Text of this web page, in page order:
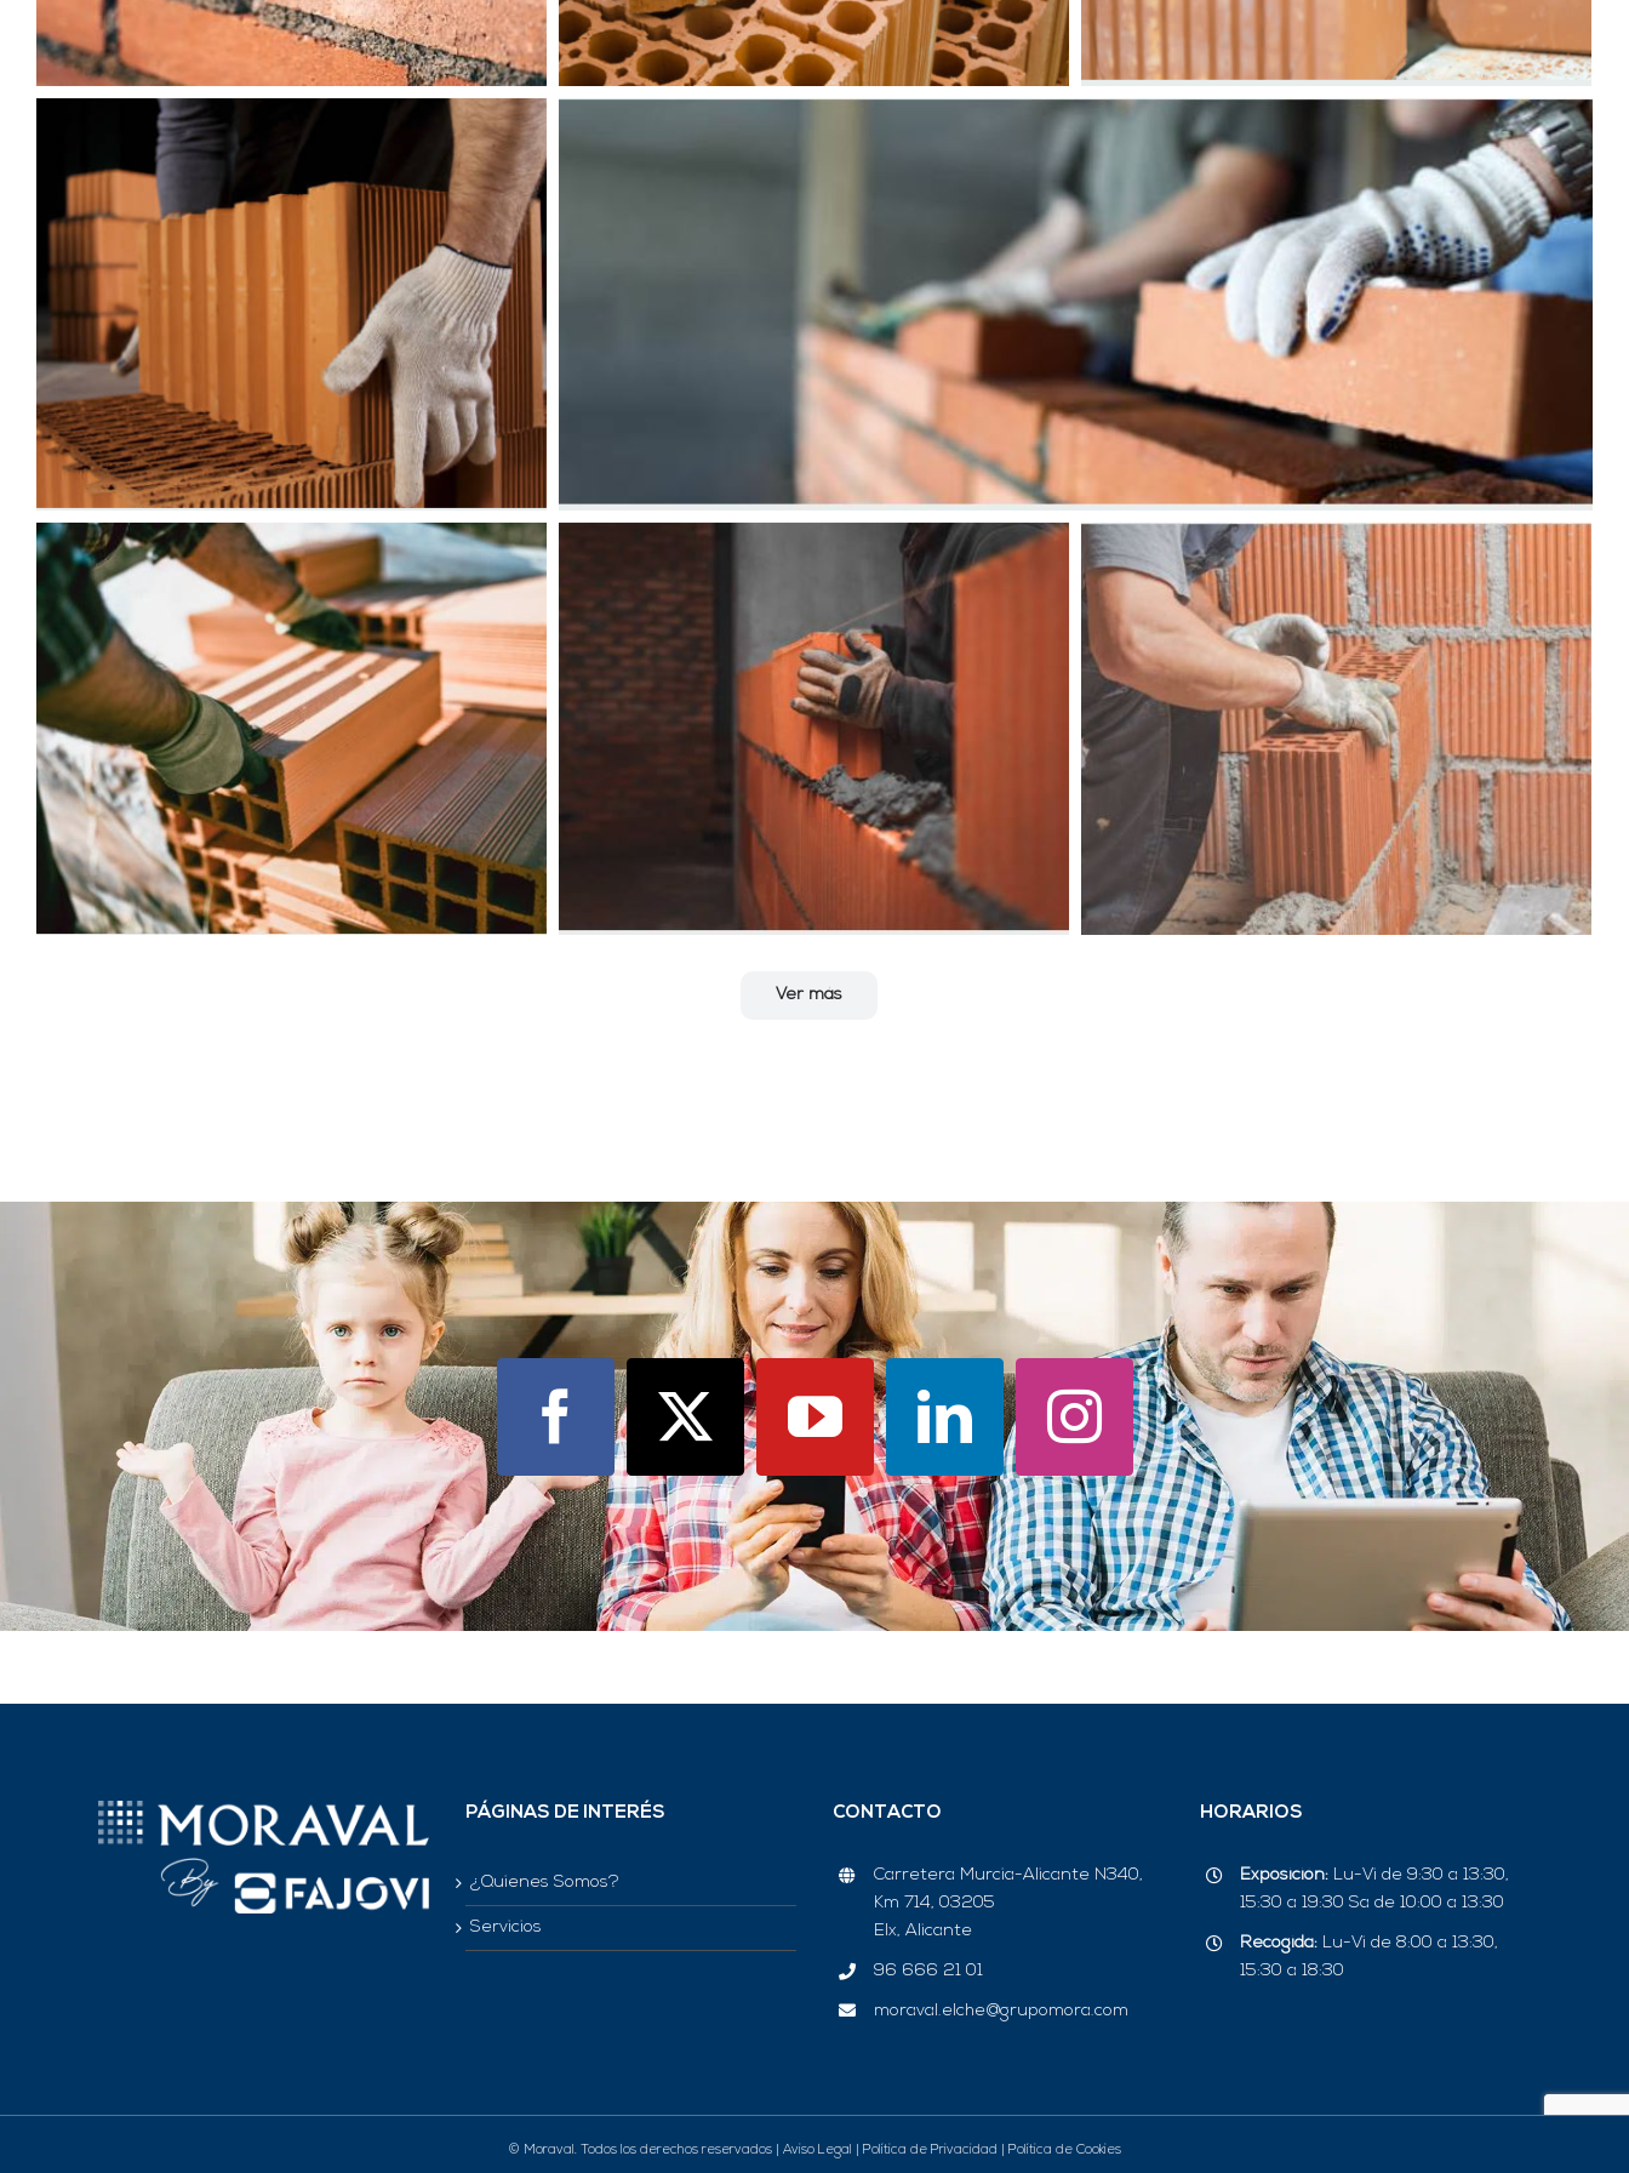
Ver más
PÁGINAS DE INTERÉS
¿Quienes Somos?
Servicios
CONTACTO
Carretera Murcia-Alicante N340,
Km 714, 03205
Elx, Alicante
96 666 21 01
moraval.elche@grupomora.com
HORARIOS
Exposición: Lu-Vi de 9:30 a 13:30,
15:30 a 19:30 Sa de 10:00 a 13:30
Recogida: Lu-Vi de 8:00 a 13:30,
15:30 a 18:30
© Moraval. Todos los derechos reservados | Aviso Legal Política de Privacidad Política de Cookies